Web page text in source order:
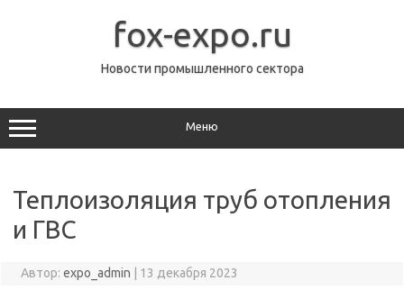
fox-expo.ru
Новости промышленного сектора
Меню
Теплоизоляция труб отопления
и ГВС
Автор: expo_admin 13 декабря 2023